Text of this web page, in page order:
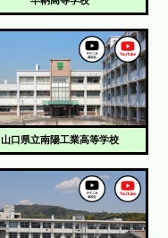
山口県立南陽工業高等学校